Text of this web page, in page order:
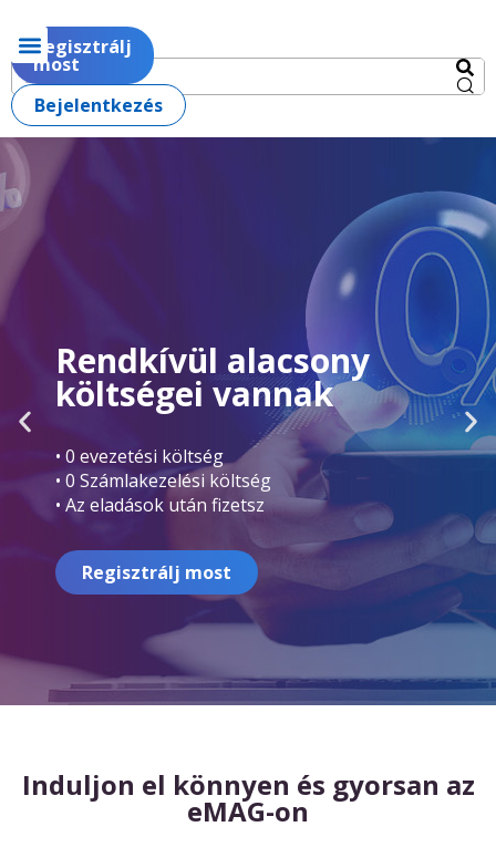
Regisztrálj
most
Bejelentkezés
Rendkívül alacsony
költségei vannak
• 0 evezetési költség
• 0 Számlakezelési költség
• Az eladások után fizetsz
Regisztrálj most
Induljon el könnyen és gyorsan az
eMAG-on